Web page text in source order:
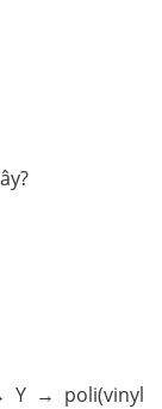
→ poli(vinyl